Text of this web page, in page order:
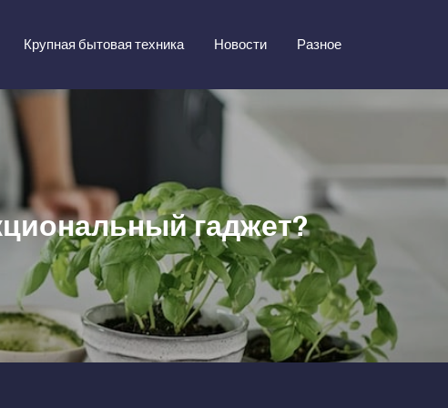
Крупная бытовая техника Новости Разное
гаджет?